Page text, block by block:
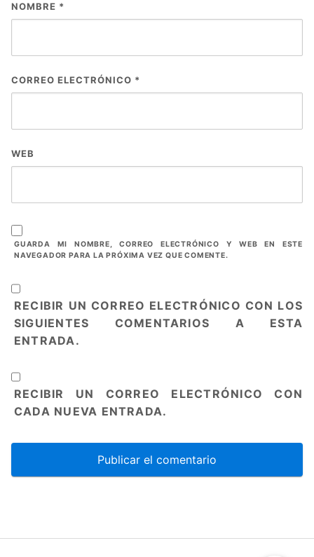
NOMBRE *
CORREO ELECTRÓNICO *
WEB
GUARDA MI NOMBRE, CORREO ELECTRÓNICO Y WEB EN ESTE
NAVEGADOR PARA LA PRÓXIMA VEZ QUE COMENTE.
RECIBIR UN CORREO ELECTRÓNICO CON LOS
SIGUIENTES COMENTARIOS A ESTA
ENTRADA.
RECIBIR UN CORREO ELECTRÓNICO CON
CADA NUEVA ENTRADA.